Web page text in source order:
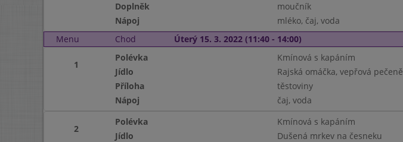
Doplněk
moučník
Nápoj
mléko, čaj, voda
Menu
Chod Úterý 15. 3. 2022 (11:40 - 14:00)
1
Polévka Kmínová s kapáním
Jídlo
Rajská omáčka, vepřová pečeně
Příloha
těstoviny
Nápoj
čaj, voda
2
Polévka Kmínová s kapáním
Jídlo
Dušená mrkev na česneku